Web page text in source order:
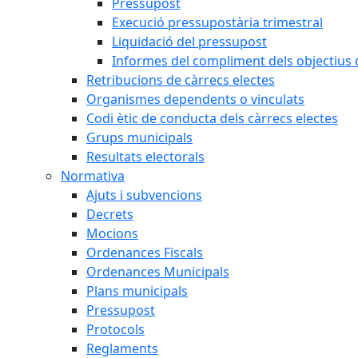
Execució pressupostària trimestral
Liquidació del pressupost
Informes del compliment dels
Retribucions de càrrecs electes
Organismes dependents o vinculats
Codi ètic de conducta dels càrrecs electes
Grups municipals
Resultats electorals
Normativa
Ajuts i subvencions
Decrets
Mocions
Ordenances Fiscals
Ordenances Municipals
Plans municipals
Pressupost
Protocols
Reglaments